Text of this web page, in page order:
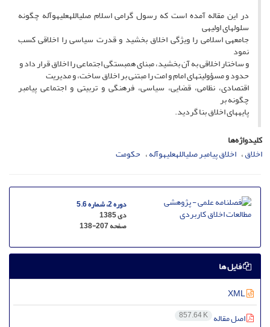
در این مقاله آمده است که رسول گرامی اسلام صلی‏الله‏علیه‏و‏آله چگونه
سلول‏های اولیه‏ی
جامعه‏ی اسلامی را ویژگی اخلاق بخشید و قدرت سیاسی را اخلاقی کسب
نمود
و ساختار اخلاقی به آن بخشید، مبنای همبستگی اجتماعی را اخلاق قرار داد و
حدود و مسؤولیت‏های امام و امت را مبتنی بر اخلاق ساخت، و مدیریت
اقتصادی، نظامی، قضایی، سیاسی، فرهنگی و تربیتی و اجتماعی پیامبر
چگونه بر
پایه‏های اخلاق بنا گردید.
کلیدواژه‌ها
اخلاق اخلاق پیامبر صلی‏الله‏علیه‏و‏آله حکومت
دوره 2، شماره 5.6
دی 1385
صفحه138-207
فایل ها
اصل مقاله 857.64 K